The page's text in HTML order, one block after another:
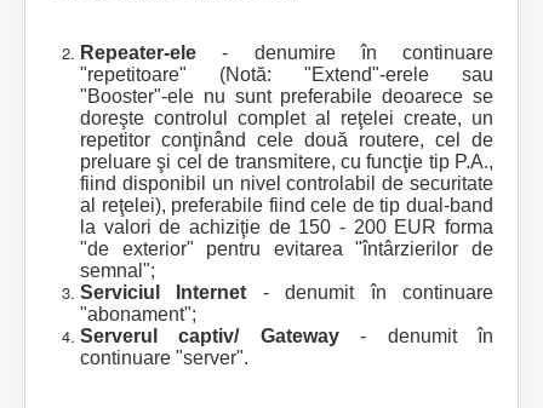
Repeater-ele - denumire în continuare
"repetitoare" (Notă: "Extend"-erele sau
"Booster"-ele nu sunt preferabile deoarece se
doreşte controlul complet al reţelei create, un
repetitor conţinând cele două routere, cel de
preluare şi cel de transmitere, cu funcţie tip P.A.,
fiind disponibil un nivel controlabil de securitate
al reţelei), preferabile fiind cele de tip dual-band
la valori de achiziţie de 150 - 200 EUR forma
"de exterior" pentru evitarea "întârzierilor de
semnal";
Serviciul Internet - denumit în continuare
"abonament";
Serverul captiv/ Gateway- denumit în
continuare "server".